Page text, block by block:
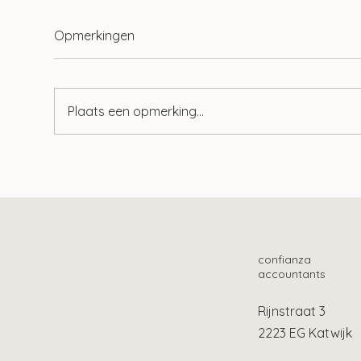
Opmerkingen
Plaats een opmerking...
confianza
accountants
Rijnstraat 3
2223 EG Katwijk